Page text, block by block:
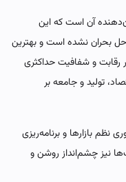
آن است که این
بحران نشده است و بهترین
رقابت و شفافیت حداکثری
تولید و جامعه بر
بازارها و برنامه‌ریزی
نیز چشم‌انداز روشن و